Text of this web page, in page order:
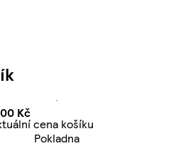
KčAktuální cena košíku
Kč
cena košíku
Pokladna